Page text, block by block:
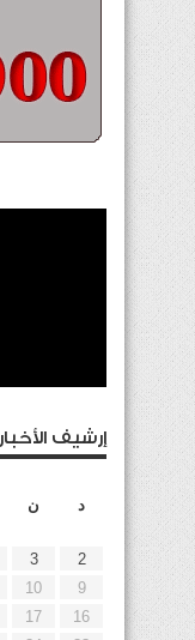
إرشيف الأخبار
د
ن
2
3
9
10
16
17